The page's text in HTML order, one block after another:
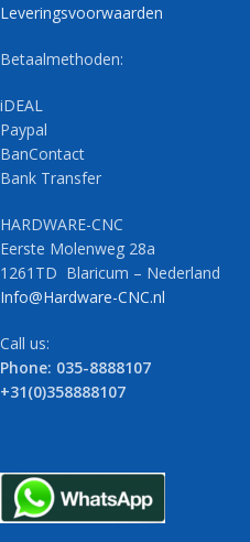
Leveringsvoorwaarden
Betaalmethoden:
iDEAL
Paypal
BanContact
Bank Transfer
HARDWARE-CNC
Eerste Molenweg 28a
1261TD Blaricum – Nederland
Info@Hardware-CNC.nl
Call us:
Phone: 035-8888107
+31(0)358888107